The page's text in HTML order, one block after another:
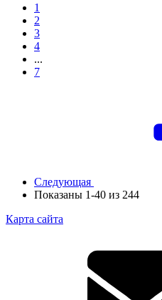
1
2
3
4
...
7
Следующая
Показаны 1-40 из 244
Карта сайта